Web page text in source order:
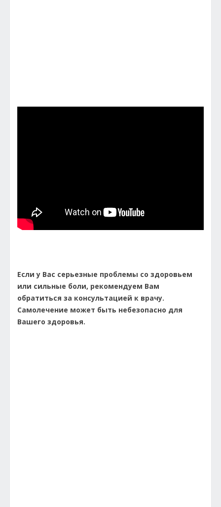
Если у Вас серьезные проблемы со здоровьем
или сильные боли, рекомендуем Вам
обратиться за консультацией к врачу.
Самолечение может быть небезопасно для
Вашего здоровья.